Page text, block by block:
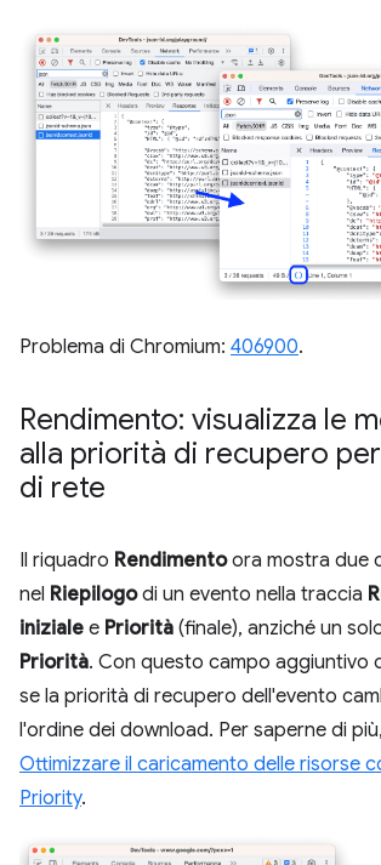
Problema di Chromium: 406900.
Rendimento: visualizza le
alla priorità di recupero
di rete
Il riquadro Rendimentoora mostra due
nel Riepilogodi un evento nella traccia
iniziale e Priorità (finale), anziché un
Priorità. Con questo campo aggiuntivo
se la priorità di recupero dell'evento
l'ordine dei download. Per saperne di
Ottimizzare il caricamento delle risorse
Priority.